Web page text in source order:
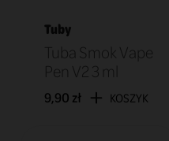
Tuby
Tuba Smok Vape
Pen V2 3 ml
9,90 zł KOSZYK